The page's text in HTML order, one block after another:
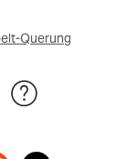
Querung